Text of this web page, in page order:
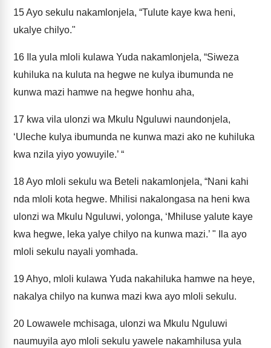
15Ayo sekulu nakamlonjela, “Tulute kaye kwa heni,
ukalye chilyo."
16 Ila yula mloli kulawa Yuda nakamlonjela, “Siweza
kuhiluka na kuluta na hegwe ne kulya ibumunda ne
kunwa mazi hamwe na hegwe honhu aha,
17 kwa vila ulonzi wa Mkulu Nguluwi naundonjela,
‘Uleche kulya ibumunda ne kunwa mazi ako ne kuhiluka
kwa nzila yiyo yowuyile.’ “
18Ayo mloli sekulu wa Beteli nakamlonjela, “Nani kahi
nda mloli kota hegwe. Mhilisi nakalongasa na heni kwa
ulonzi wa Mkulu Nguluwi, yolonga, ‘Mhiluse yalute kaye
kwa hegwe, leka yalye chilyo na kunwa mazi.’ " Ila ayo
mloli sekulu nayali yomhada.
19Ahyo, mloli kulawa Yuda nakahiluka hamwe na heye,
nakalya chilyo na kunwa mazi kwa ayo mloli sekulu.
20 Lowawele mchisaga, ulonzi wa Mkulu Nguluwi
naumuyila ayo mloli sekulu yawele nakamhilusa yula